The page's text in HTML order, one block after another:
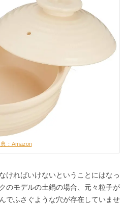
：Amazon
ければいけないということにはなっ
のモデルの土鍋の場合、元々粒子が
でふさぐような穴が存在していませ